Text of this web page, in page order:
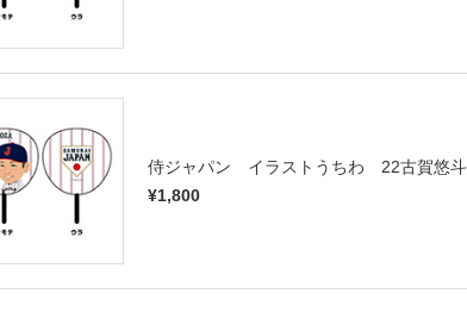
侍ジャパン イラストうちわ 22古賀悠斗
¥1,800